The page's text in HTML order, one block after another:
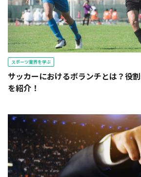
スポーツ業界を学ぶ
サッカーにおけるボランチとは？役
を紹介！